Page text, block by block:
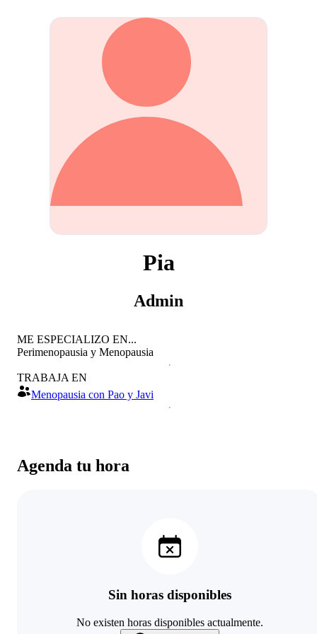
Pia
Admin
Agenda tu hora
Sin horas disponibles
No existen horas disponibles actualmente.
ME ESPECIALIZO EN...
Perimenopausia y Menopausia
TRABAJA EN
Menopausia con Pao y Javi